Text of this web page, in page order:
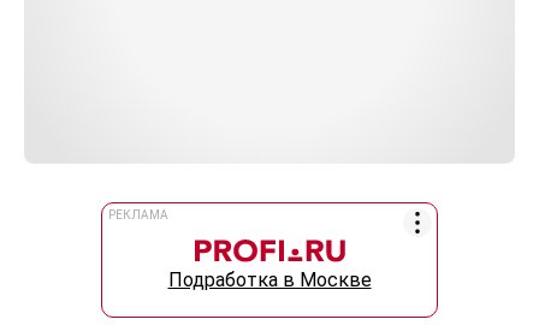
РЕКЛАМА
Подработка в Москве